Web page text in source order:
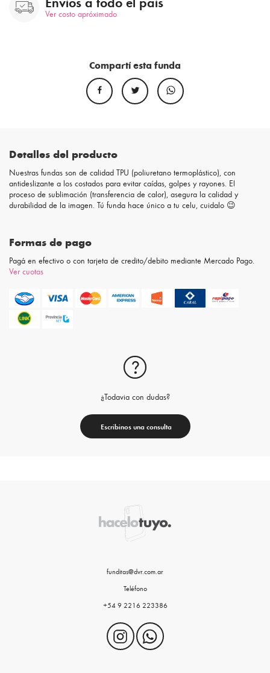
Ver costo apróximado
Compartí esta funda
Detalles del producto
Nuestras fundas son de calidad TPU (poliuretano termoplástico), con
antideslizante a los costados para evitar caídas, golpes y rayones. El
proceso de sublimación (transferencia de calor), asegura la calidad y
durabilidad de la imagen. Tú funda hace único a tu celu, cuidalo 😉
Formas de pago
Pagá en efectivo o con tarjeta de credito/debito mediante Mercado Pago.
Ver cuotas
¿Todavia con dudas?
Escribinos una consulta
funditas@dvr.com.ar
Teléfono
+54 9 2216 223386